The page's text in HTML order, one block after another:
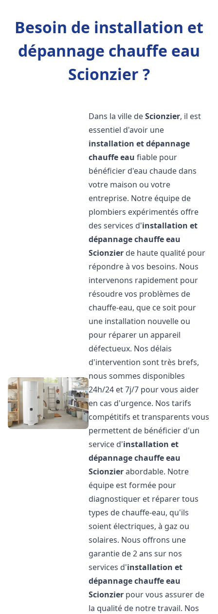
Besoin de installation et
dépannage chauffe eau
Scionzier ?
Dans la ville deScionzier, il est
essentiel d'avoir une
installation et dépannage
chauffe eau fiable pour
bénéficier d'eau chaude dans
votre maison ou votre
entreprise. Notre équipe de
plombiers expérimentés offre
des services d'installation et
dépannage chauffe eau
Scionzier de haute qualité pour
répondre à vos besoins. Nous
intervenons rapidement pour
résoudre vos problèmes de
chauffe-eau, que ce soit pour
une installation nouvelle ou
pour réparer un appareil
défectueux. Nos délais
d'intervention sont très brefs,
nous sommes disponibles
24h/24 et 7j/7 pour vous aider
en cas d'urgence. Nos tarifs
compétitifs et transparents vous
permettent de bénéficier d'un
service d'installation et
dépannage chauffe eau
Scionzierabordable. Notre
équipe est formée pour
diagnostiquer et réparer tous
types de chauffe-eau, qu'ils
soient électriques, à gaz ou
solaires. Nous offrons une
garantie de 2 ans sur nos
services d'installation et
dépannage chauffe eau
Scionzier pour vous assurer de
la qualité de notre travail. Nos